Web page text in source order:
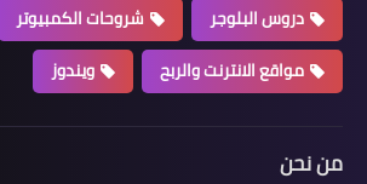
دروس البلوجر
شروحات الكمبيوتر
مواقع الانترنت والربح
ويندوز
من نحن